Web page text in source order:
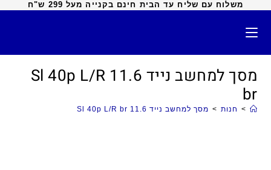
משלוח עם שליח עד הבית חינם בקנייה מעל 299 ש"ח
מסך למחשב נייד 11.6 Sl 40p L/R
br
> חנות > מסך למחשב נייד 11.6 Sl 40p L/R br